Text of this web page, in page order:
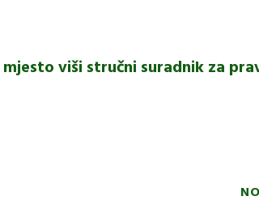
viši stručni suradnik za